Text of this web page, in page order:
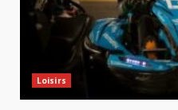
Loisirs